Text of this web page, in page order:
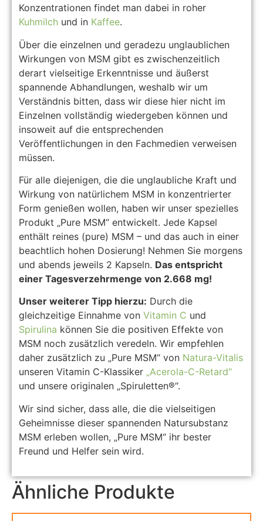
Konzentrationen findet man dabei in roher
Kuhmilch und in Kaffee.
Über die einzelnen und geradezu unglaublichen
Wirkungen von MSM gibt es zwischenzeitlich
derart vielseitige Erkenntnisse und äußerst
spannende Abhandlungen, weshalb wir um
Verständnis bitten, dass wir diese hier nicht im
Einzelnen vollständig wiedergeben können und
insoweit auf die entsprechenden
Veröffentlichungen in den Fachmedien verweisen
müssen.
Für alle diejenigen, die die unglaubliche Kraft und
Wirkung von natürlichem MSM in konzentrierter
Form genießen wollen, haben wir unser spezielles
Produkt „Pure MSM“ entwickelt. Jede Kapsel
enthält reines (pure) MSM – und das auch in einer
beachtlich hohen Dosierung! Nehmen Sie morgens
und abends jeweils 2 Kapseln. Das entspricht
einer Tagesverzehrmenge von 2.668 mg!
Unser weiterer Tipp hierzu: Durch die
gleichzeitige Einnahme vonVitamin C und
Spirulina können Sie die positiven Effekte von
MSM noch zusätzlich veredeln. Wir empfehlen
daher zusätzlich zu „Pure MSM“ von Natura-Vitalis
unseren Vitamin C-Klassiker „Acerola-C-Retard“
und unsere originalen „Spiruletten®“.
Wir sind sicher, dass alle, die die vielseitigen
Geheimnisse dieser spannenden Natursubstanz
MSM erleben wollen, „Pure MSM“ ihr bester
Freund und Helfer sein wird.
Ähnliche Produkte